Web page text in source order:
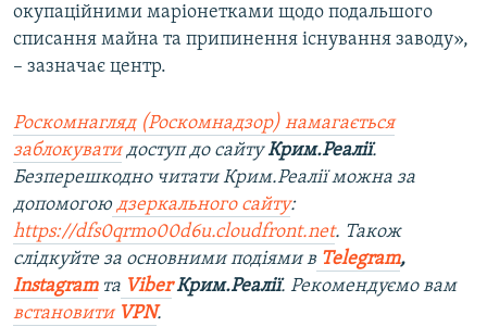
окупаційними маріонетками щодо подальшого
списання майна та припинення існування заводу»,
– зазначає центр.
Роскомнагляд (Роскомнадзор) намагається
заблокуватидоступ до сайтуКрим.Реалії.
Безперешкодно читати Крим.Реалії можна за
допомогою дзеркального сайту:
https://dfs0qrmo00d6u.cloudfront.net. Також
слідкуйте за основними подіями в Telegram,
Instagramта Viber Крим.Реалії. Рекомендуємо вам
встановити VPN.